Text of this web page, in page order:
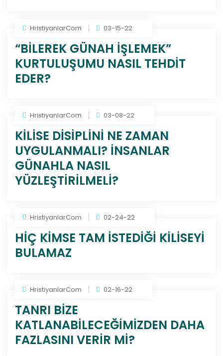
HristiyanlarCom 03-15-22
“BİLEREK GÜNAH İŞLEMEK”
KURTULUŞUMU NASIL TEHDİT
EDER?
HristiyanlarCom 03-08-22
KİLİSE DİSİPLİNİ NE ZAMAN
UYGULANMALI? İNSANLAR
GÜNAHLA NASIL
YÜZLEŞTİRİLMELİ?
HristiyanlarCom 02-24-22
HİÇ KİMSE TAM İSTEDİĞİ KİLİSEYİ
BULAMAZ
HristiyanlarCom 02-16-22
TANRI BİZE
KATLANABİLECEĞİMİZDEN DAHA
FAZLASINI VERİR Mİ?